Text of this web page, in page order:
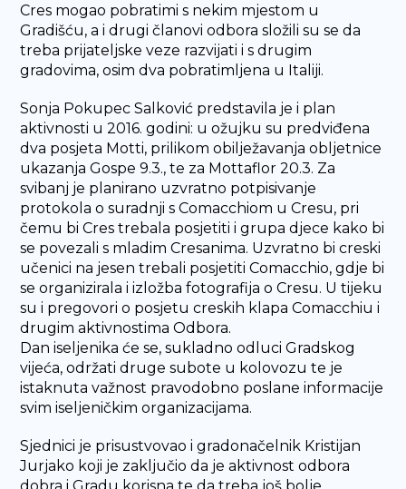
Cres mogao pobratimi s nekim mjestom u
Gradišću, a i drugi članovi odbora složili su se da
treba prijateljske veze razvijati i s drugim
gradovima, osim dva pobratimljena u Italiji.
Sonja Pokupec Salković predstavila je i plan
aktivnosti u 2016. godini: u ožujku su predviđena
dva posjeta Motti, prilikom obilježavanja obljetnice
ukazanja Gospe 9.3., te za Mottaflor 20.3. Za
svibanj je planirano uzvratno potpisivanje
protokola o suradnji s Comacchiom u Cresu, pri
čemu bi Cres trebala posjetiti i grupa djece kako bi
se povezali s mladim Cresanima. Uzvratno bi creski
učenici na jesen trebali posjetiti Comacchio, gdje bi
se organizirala i izložba fotografija o Cresu. U tijeku
su i pregovori o posjetu creskih klapa Comacchiu i
drugim aktivnostima Odbora.
Dan iseljenika će se, sukladno odluci Gradskog
vijeća, održati druge subote u kolovozu te je
istaknuta važnost pravodobno poslane informacije
svim iseljeničkim organizacijama.
Sjednici je prisustvovao i gradonačelnik Kristijan
Jurjako koji je zaključio da je aktivnost odbora